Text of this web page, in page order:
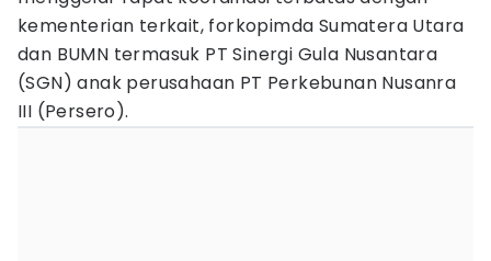
kementerian terkait, forkopimda Sumatera Utara
dan BUMN termasuk PT Sinergi Gula Nusantara
(SGN) anak perusahaan PT Perkebunan Nusanra
III (Persero).